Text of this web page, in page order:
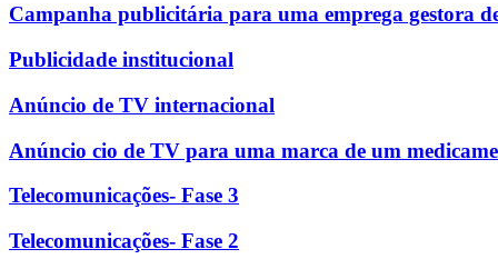
Campanha publicitária para uma emprega gestora
Publicidade institucional
Anúncio de TV internacional
Anúncio cio de TV para uma marca de um
Telecomunicações- Fase 3
Telecomunicações- Fase 2